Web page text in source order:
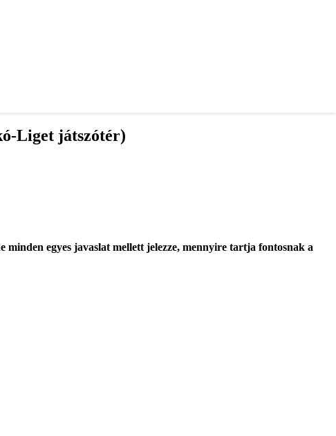
Liget játszótér)
egyes javaslat mellett jelezze, mennyire tartja fontosnak a